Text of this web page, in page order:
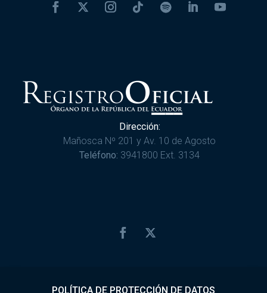
Dirección:
Mañosca Nº 201 y Av. 10 de Agosto
Teléfono: 3941800 Ext. 3134
POLÍTICA DE PROTECCIÓN DE DATOS